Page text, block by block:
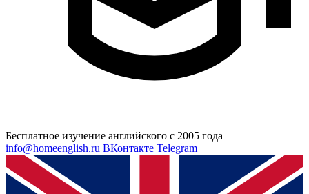
Бесплатное изучение английского с 2005 года
info@homeenglish.ru ВКонтакте Telegram